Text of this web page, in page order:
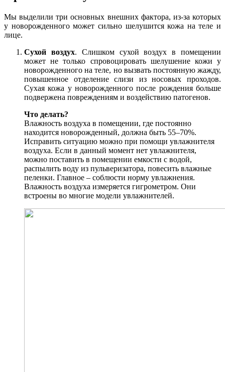
Мы выделили три основных внешних фактора, из-за которых
у новорожденного может сильно шелушится кожа на теле и
лице.
Сухой воздух. Слишком сухой воздух в помещении
может не только спровоцировать шелушение кожи у
новорожденного на теле, но вызвать постоянную жажду,
повышенное отделение слизи из носовых проходов.
Сухая кожа у новорожденного после рождения больше
подвержена повреждениям и воздействию патогенов.
Что делать?
Влажность воздуха в помещении, где постоянно
находится новорожденный, должна быть 55–70%.
Исправить ситуацию можно при помощи увлажнителя
воздуха. Если в данный момент нет увлажнителя,
можно поставить в помещении емкости с водой,
распылить воду из пульверизатора, повесить влажные
пеленки. Главное – соблюсти норму увлажнения.
Влажность воздуха измеряется гигрометром. Они
встроены во многие модели увлажнителей.